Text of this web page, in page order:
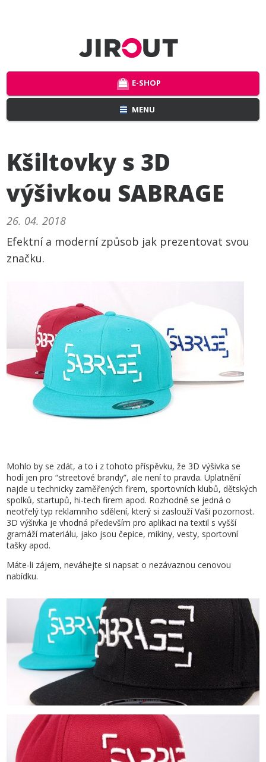
MENU
E-SHOP
Kšiltovky s 3D
výšivkou SABRAGE
26. 04. 2018
Efektní a moderní způsob jak prezentovat svou
značku.
Mohlo by se zdát, a to i z tohoto příspěvku, že 3D výšivka se
hodí jen pro “streetové brandy”, ale není to pravda. Uplatnění
najde u technicky zaměřených firem, sportovních klubů, dětských
spolků, startupů, hi-tech firem apod. Rozhodně se jedná o
neotřelý typ reklamního sdělení, který si zaslouží Vaši pozornost.
3D výšivka je vhodná především pro aplikaci na textil s vyšší
gramáží materiálu, jako jsou čepice, mikiny, vesty, sportovní
tašky apod.
Máte-li zájem, neváhejte si napsat o nezávaznou cenovou
nabídku.